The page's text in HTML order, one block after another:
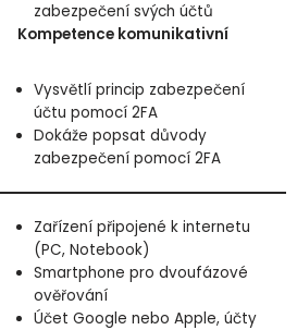
zabezpečení svých účtů
Kompetence komunikativní
Vysvětlí princip zabezpečení
účtu pomocí 2FA
Dokáže popsat důvody
zabezpečení pomocí 2FA
Zařízení připojené k internetu
(PC, Notebook)
Smartphone pro dvoufázové
ověřování
Účet Google nebo Apple, účty